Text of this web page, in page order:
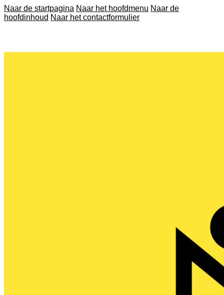
Naar de startpagina Naar het hoofdmenu Naar de
hoofdinhoud Naar het contactformulier